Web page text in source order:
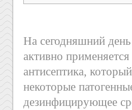
На сегодняшний
активно
антисептика,
некоторые
дезинфицирующее